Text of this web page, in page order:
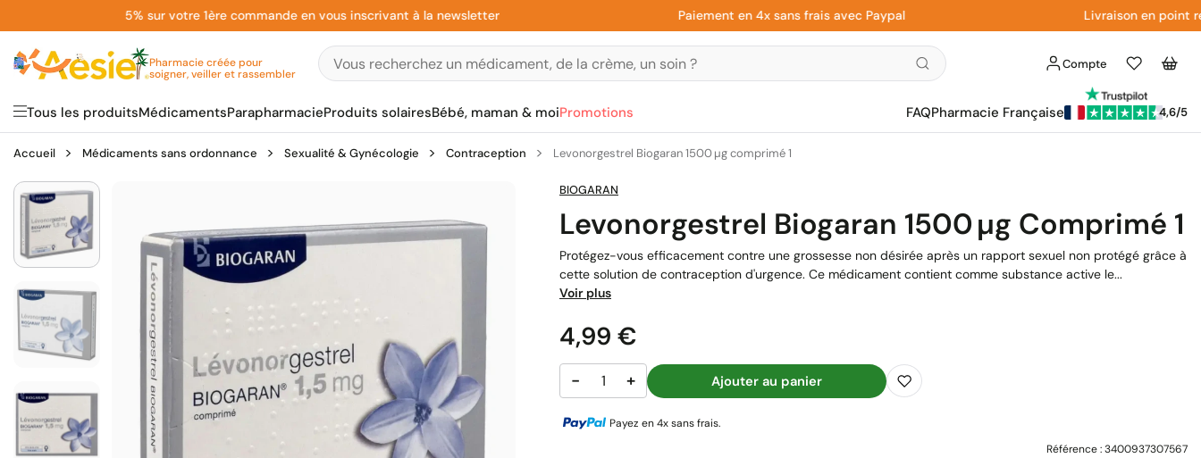
au
contenu
5% sur votre 1ère commande en vous inscrivant à la newsletter Paiement en 4x sans frais avec Paypal Livraison en point
Pharmacie créée pour
soigner, veiller et rassembler
Compte
Liste
d'envies
Panier
Tous les produitsMédicamentsParapharmacieProduits solairesBébé, maman & moiPromotions FAQPharmacie Française 4,6/5
Accueil Médicaments sans ordonnance Sexualité & Gynécologie Contraception Levonorgestrel Biogaran 1500 µg comprimé 1
BIOGARAN
Levonorgestrel Biogaran 1500 Μg Comprimé 1
Protégez-vous efficacement contre une grossesse non désirée après un rapport sexuel non protégé grâce à
cette solution de contraception d'urgence. Ce médicament contient comme substance active le...
Voir plus
Prix
4,99 €
− + Ajouter au panier
Payez en 4x sans frais.
Référence :3400937307567